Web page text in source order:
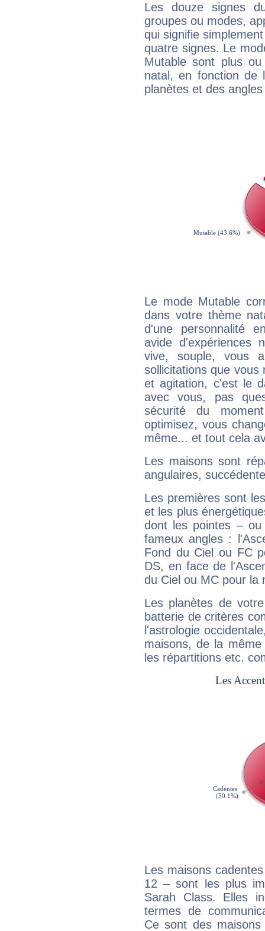
Les douze signes
groupes ou modes,
qui signifie
quatre signes. Le
Mutable sont plus
natal, en fonction de
planètes et des
Le mode Mutable
dans votre thème
d'une personnalité
avide d'expériences
vive, souple, vous
sollicitations que vous
et agitation, c'est le
avec vous, pas
sécurité du
optimisez, vous
même... et tout cela
Les maisons sont
angulaires,
Les premières sont
et les plus
dont les pointes –
fameux angles :
Fond du Ciel ou FC
DS, en face de
du Ciel ou MC pour la
Les planètes de
batterie de critères
l'astrologie
maisons, de la
les répartitions etc.
Les maisons
12 – sont les plus
Sarah Class. Elles
termes de
Ce sont des